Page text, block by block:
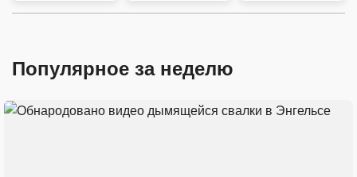
Популярное за неделю